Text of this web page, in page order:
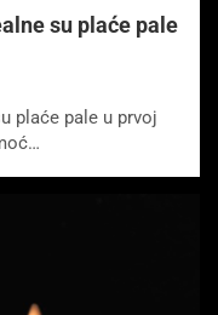
su plaće pale
plaće pale u prvoj